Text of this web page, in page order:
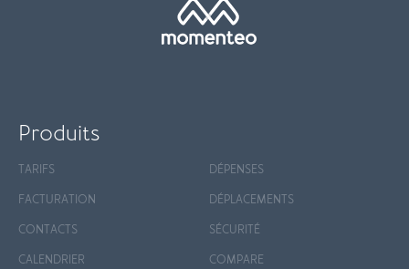
Produits
TARIFS
FACTURATION
CONTACTS
CALENDRIER
DÉPENSES
DÉPLACEMENTS
SÉCURITÉ
COMPARE